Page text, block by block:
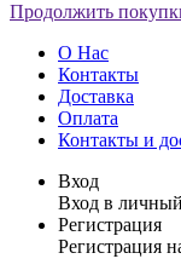
Продолжить
О Нас
Контакты
Доставка
Оплата
Контакты и
Вход
Вход в
Регистрация
Регистрация